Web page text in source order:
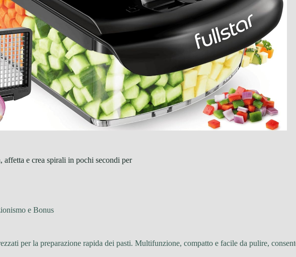
e crea spirali in pochi secondi per
e Bonus
per la preparazione rapida dei pasti. Multifunzione, compatto e facile da pulire,